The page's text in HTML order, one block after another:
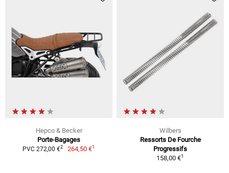
Hepco & Becker
Porte-Bagages
PVC 272,00 €2 264,50 €1
Wilbers
Ressorts De Fourche
Progressifs
158,00 €1